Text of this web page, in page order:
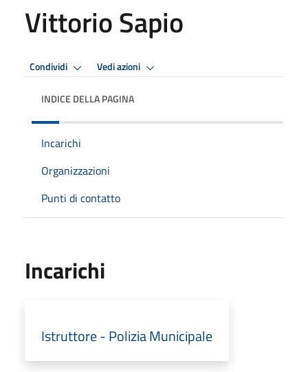
Vittorio Sapio
Condividi Vedi azioni
INDICE DELLA PAGINA
Incarichi
Organizzazioni
Punti di contatto
Incarichi
Istruttore - Polizia Municipale